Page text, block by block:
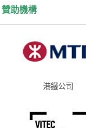
贊助機構
港鐵公司